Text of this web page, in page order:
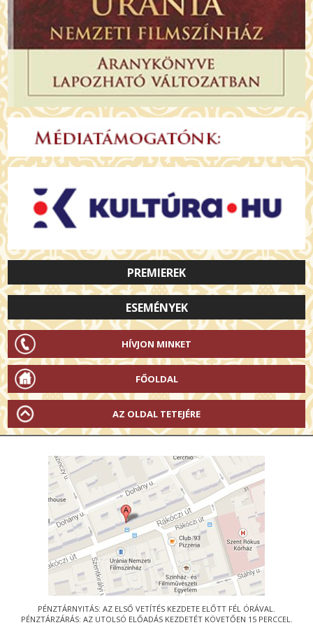
PREMIEREK
ESEMÉNYEK
HÍVJON MINKET
FŐOLDAL
AZ OLDAL TETEJÉRE
PÉNZTÁRNYITÁS: AZ ELSŐ VETÍTÉS KEZDETE ELŐTT FÉL ÓRÁVAL.
PÉNZTÁRZÁRÁS: AZ UTOLSÓ ELŐADÁS KEZDETÉT KÖVETŐEN 15 PERCCEL.